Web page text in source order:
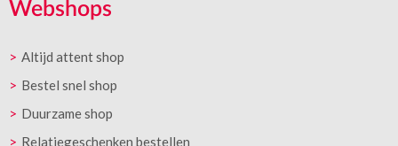
Webshops
Altijd attent shop
Bestel snel shop
Duurzame shop
Relatiegeschenken bestellen